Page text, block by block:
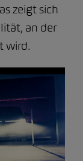
zeigt sich
an der
wird.